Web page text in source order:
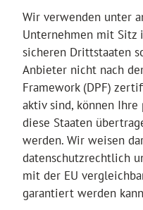
Wir verwenden unter
Unternehmen mit
sicheren Drittstaaten
Anbieter nicht nach
Framework (DPF)
aktiv sind, können
diese Staaten
werden. Wir weisen
datenschutzrechtlich
mit der EU
garantiert werden